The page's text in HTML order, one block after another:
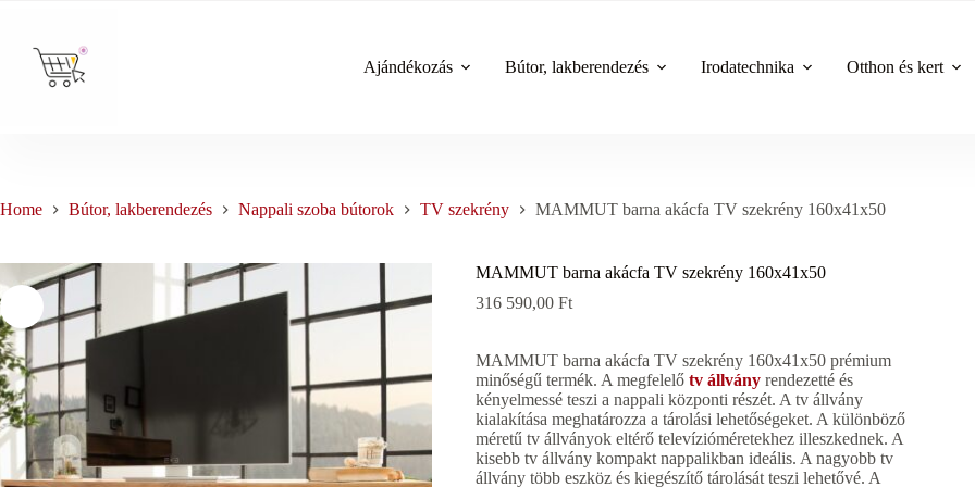
content
Ajándékozás
Bútor, lakberendezés Irodatechnika Otthon és kert
Home Bútor, lakberendezés Nappali szoba bútorok TV szekrény MAMMUT barna akácfa TV szekrény 160x41x50
MAMMUT barna akácfa TV szekrény 160x41x50
316 590,00Ft
MAMMUT barna akácfa TV szekrény 160x41x50 prémium
minőségű termék. A megfelelőtv állvány rendezetté és
kényelmessé teszi a nappali központi részét. A tv állvány
kialakítása meghatározza a tárolási lehetőségeket. A különböző
méretű tv állványok eltérő televízióméretekhez illeszkednek. A
kisebb tv állvány kompakt nappalikban ideális. A nagyobb tv
állvány több eszköz és kiegészítő tárolását teszi lehetővé. A